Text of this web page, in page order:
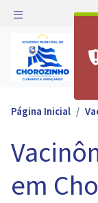
Página Inicial
em